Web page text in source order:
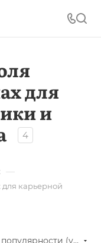
для
и
4
—
карьерной
По популярности (убывание)